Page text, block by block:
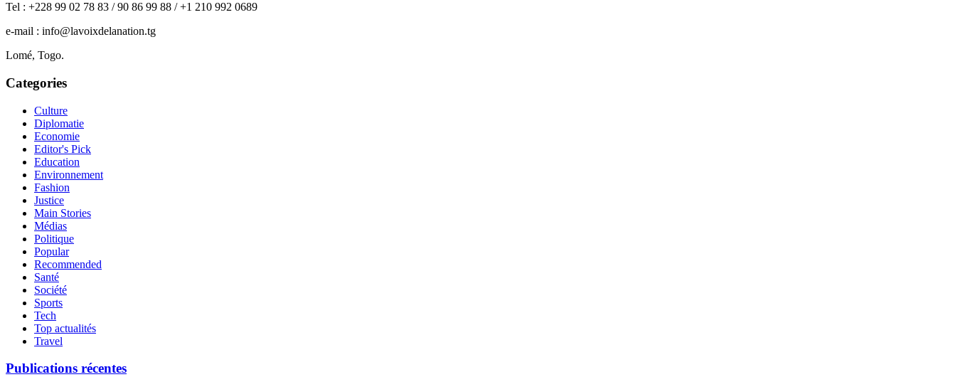
Tel : +228 99 02 78 83 / 90 86 99 88 / +1 210 992 0689
e-mail : info@lavoixdelanation.tg
Lomé, Togo.
Categories
Culture
Diplomatie
Economie
Editor's Pick
Education
Environnement
Fashion
Justice
Main Stories
Médias
Politique
Popular
Recommended
Santé
Société
Sports
Tech
Top actualités
Travel
Publications récentes